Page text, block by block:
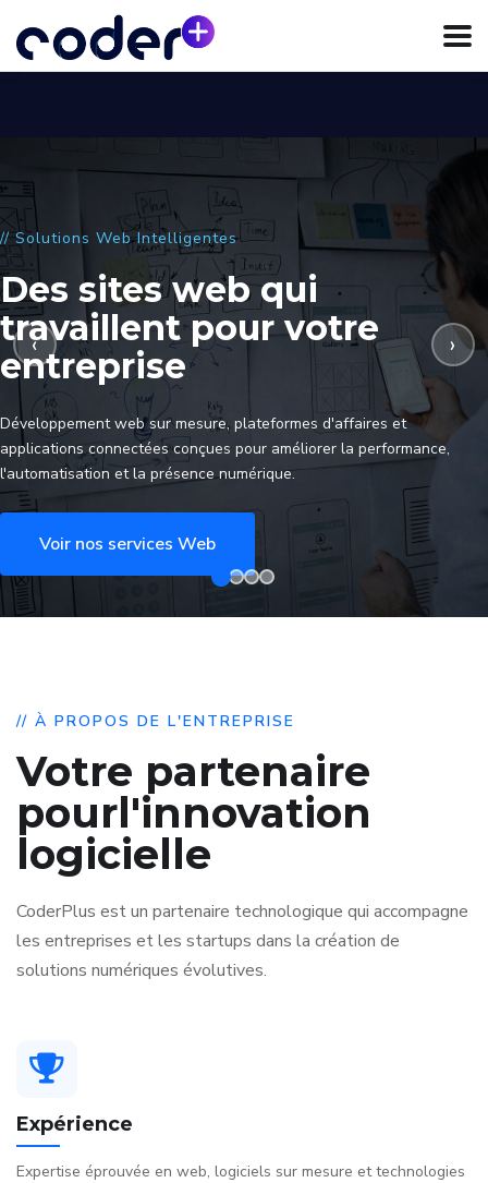
// Solutions Web Intelligentes
Des sites web qui
travaillent pour votre
entreprise
Développement web sur mesure, plateformes d'affaires et
applications connectées conçues pour améliorer la performance,
l'automatisation et la présence numérique.
Voir nos services Web
// Support Développement Évolutif
‹ ›
// À PROPOS DE L'ENTREPRISE
Votre partenaire
pourl'innovation
logicielle
CoderPlus est un partenaire technologique qui accompagne
les entreprises et les startups dans la création de
solutions numériques évolutives.
Expérience
Expertise éprouvée en web, logiciels sur mesure et technologies